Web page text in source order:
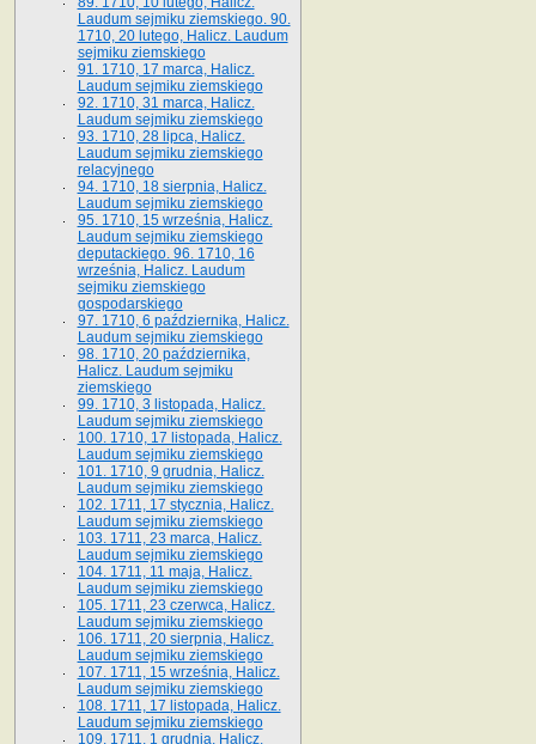
Laudum sejmiku ziemskiego. 90.
1710, 20 lutego, Halicz. Laudum
sejmiku ziemskiego
91. 1710, 17 marca, Halicz.
Laudum sejmiku ziemskiego
92. 1710, 31 marca, Halicz.
Laudum sejmiku ziemskiego
93. 1710, 28 lipca, Halicz.
Laudum sejmiku ziemskiego
relacyjnego
94. 1710, 18 sierpnia, Halicz.
Laudum sejmiku ziemskiego
95. 1710, 15 września, Halicz.
Laudum sejmiku ziemskiego
deputackiego. 96. 1710, 16
września, Halicz. Laudum
sejmiku ziemskiego
gospodarskiego
97. 1710, 6 października, Halicz.
Laudum sejmiku ziemskiego
98. 1710, 20 października,
Halicz. Laudum sejmiku
ziemskiego
99. 1710, 3 listopada, Halicz.
Laudum sejmiku ziemskiego
100. 1710, 17 listopada, Halicz.
Laudum sejmiku ziemskiego
101. 1710, 9 grudnia, Halicz.
Laudum sejmiku ziemskiego
102. 1711, 17 stycznia, Halicz.
Laudum sejmiku ziemskiego
103. 1711, 23 marca, Halicz.
Laudum sejmiku ziemskiego
104. 1711, 11 maja, Halicz.
Laudum sejmiku ziemskiego
105. 1711, 23 czerwca, Halicz.
Laudum sejmiku ziemskiego
106. 1711, 20 sierpnia, Halicz.
Laudum sejmiku ziemskiego
107. 1711, 15 września, Halicz.
Laudum sejmiku ziemskiego
108. 1711, 17 listopada, Halicz.
Laudum sejmiku ziemskiego
109. 1711, 1 grudnia, Halicz.